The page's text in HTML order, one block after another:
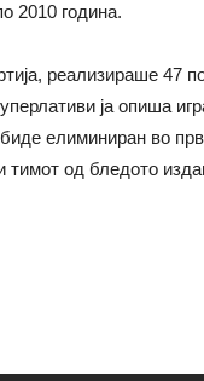
2010 година.
реализираше 47
ја опиша
елиминиран во
од бледото